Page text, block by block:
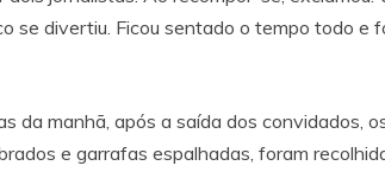
se divertiu. Ficou sentado o tempo todo e
manhã, após a saída dos convidados,
e garrafas espalhadas, foram